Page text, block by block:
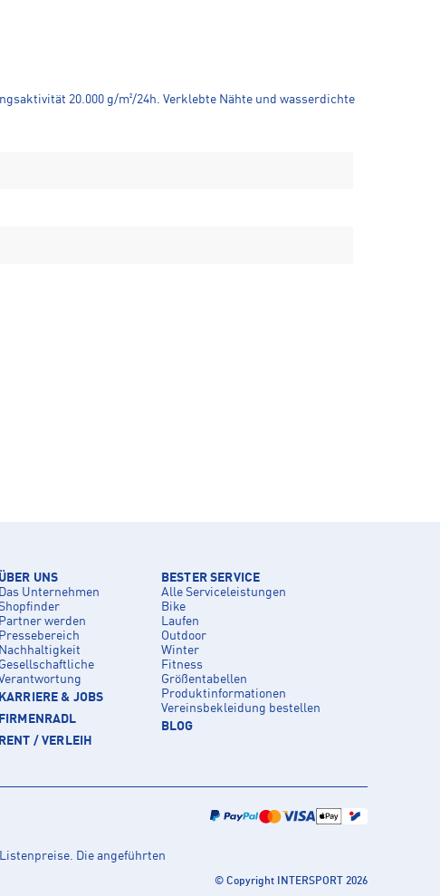
20.000 g/m²/24h. Verklebte Nähte und wasserdichte
ÜBER UNS
Das Unternehmen
Partner werden
Pressebereich
Nachhaltigkeit
Gesellschaftliche
KARRIERE & JOBS
FIRMENRADL
RENT / VERLEIH
BESTER SERVICE
Alle Serviceleistungen
Bike
Laufen
Outdoor
Winter
Fitness
Größentabellen
Produktinformationen
Vereinsbekleidung bestellen
BLOG
Die angeführten
© Copyright INTERSPORT 2026